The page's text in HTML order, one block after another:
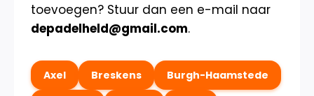
toevoegen? Stuur dan een e-mail naar
depadelheld@gmail.com.
Axel Breskens Burgh-Haamstede